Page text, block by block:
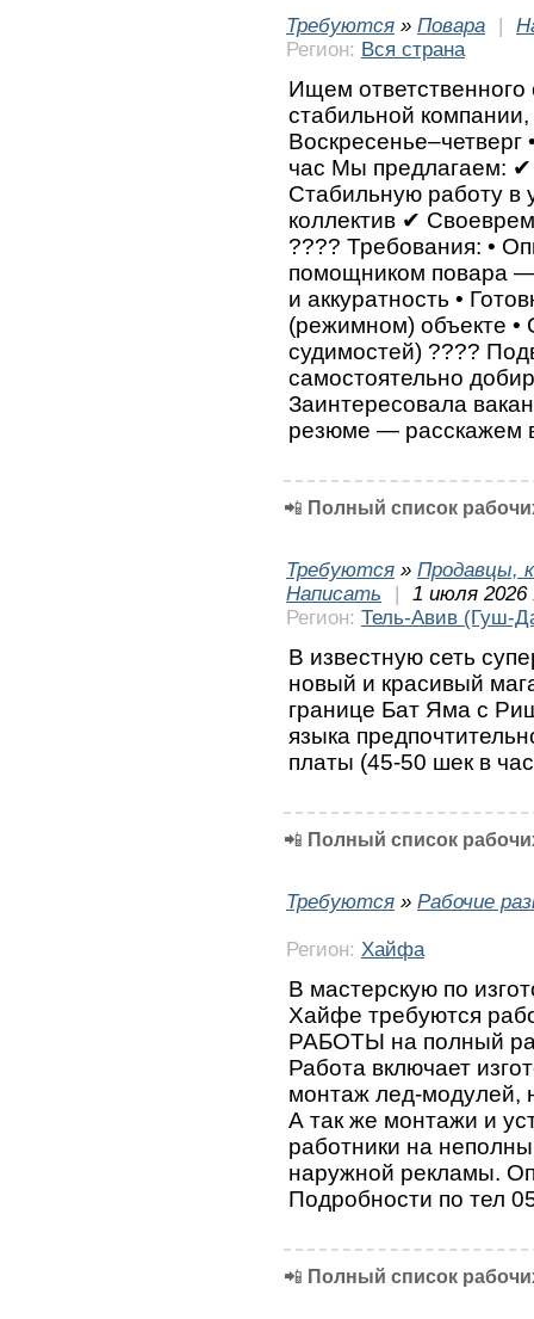
Требуются » Повара |
Регион: Вся страна
Ищем ответственного
стабильной
час Мы предлагаем:
Стабильную работу
коллектив ✔
???? Требования: •
помощником повара —
и аккуратность •
(режимном) объекте •
судимостей) ????
самостоятельно
Заинтересовала
резюме — расскажем
📲 Полный список
Требуются » Продавцы,
Написать
|
1 июля 2026
Регион: Тель-Авив (Гуш-
В известную сеть
новый и красивый
границе Бат Яма с
языка
платы (45-50 шек в
📲 Полный список
Требуются » Рабочие
Регион: Хайфа
В мастерскую по
Хайфе требуются
РАБОТЫ на полный
Работа включает
монтаж лед-модулей,
А так же монтажи и
работники на
наружной рекламы.
Подробности по тел
📲 Полный список